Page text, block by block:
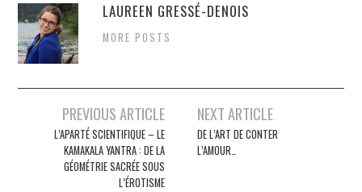
LAUREEN GRESSÉ-DENOIS
MORE POSTS
Navigation
articles
PREVIOUS ARTICLE
L’APARTÉ SCIENTIFIQUE – LE
KAMAKALA YANTRA : DE LA
GÉOMÉTRIE SACRÉE SOUS
L’ÉROTISME
NEXT ARTICLE
DE L’ART DE CONTER
L’AMOUR…